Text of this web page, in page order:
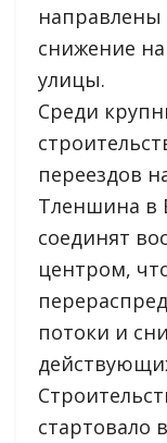
направлены
снижение
улицы.
Среди
переездов
Тленшина в
соединят
центром,
потоки и
стартовало